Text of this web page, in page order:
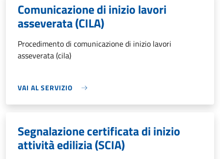
Comunicazione di inizio lavori
asseverata (CILA)
Procedimento di comunicazione di inizio lavori
asseverata (cila)
VAI AL SERVIZIO
Segnalazione certificata di inizio
attività edilizia (SCIA)